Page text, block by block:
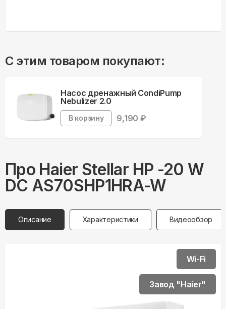
С этим товаром покупают:
Насос дренажный CondiPump
Nebulizer 2.0
В корзину 9,190 ₽
Про Haier Stellar HP -20 W
DC AS70SHP1HRA-W
Описание Характеристики Видеообзор
Wi-Fi
Завод "Haier"